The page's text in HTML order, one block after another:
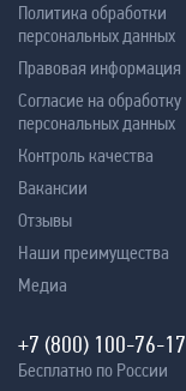
Политика обработки
персональных данных
Правовая информация
Согласие на обработку
персональных данных
Контроль качества
Вакансии
Отзывы
Наши преимущества
Медиа
+7 (800) 100-76-17
Бесплатно по России